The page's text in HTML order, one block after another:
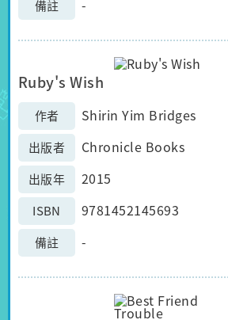
備註 -
Ruby's Wish
作者 Shirin Yim Bridges
出版者 Chronicle Books
出版年 2015
ISBN 9781452145693
備註 -